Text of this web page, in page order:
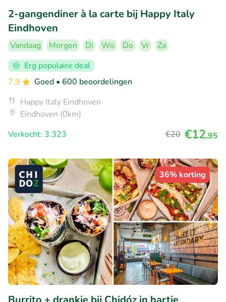
2-gangendiner à la carte bij Happy Italy
Eindhoven
Vandaag Morgen Di Wo Do Vr
Za
Erg populaire deal
7.9
Goed • 600 beoordelingen
Happy Italy Eindhoven
Eindhoven (0km)
Verkocht: 3.323
€20 €12,95
36% korting